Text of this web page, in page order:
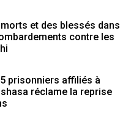
et des blessés dans
contre les
prisonniers affiliés à
réclame la reprise